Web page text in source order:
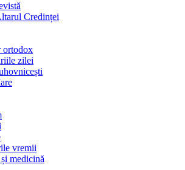
Credinței
ortodox
zilei
vremii
medicină